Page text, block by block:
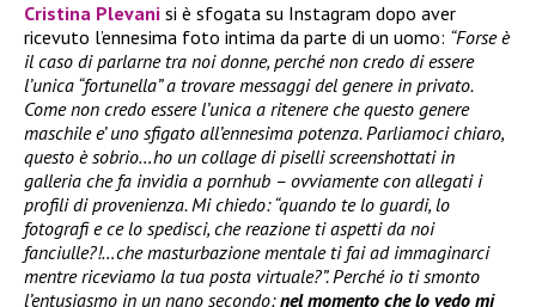
Cristina Plevani si è sfogata su Instagram dopo aver
ricevuto l’ennesima foto intima da parte di un uomo: “Forse è
il caso di parlarne tra noi donne, perché non credo di essere
l’unica “fortunella” a trovare messaggi del genere in privato.
Come non credo essere l’unica a ritenere che questo genere
maschile e’ uno sfigato all’ennesima potenza. Parliamoci chiaro,
questo è sobrio…ho un collage di piselli screenshottati in
galleria che fa invidia a pornhub – ovviamente con allegati i
profili di provenienza. Mi chiedo: “quando te lo guardi, lo
fotografi e ce lo spedisci, che reazione ti aspetti da noi
fanciulle?!…che masturbazione mentale ti fai ad immaginarci
mentre riceviamo la tua posta virtuale?”. Perché io ti smonto
l’entusiasmo in un nano secondo:nel momento che lo vedo mi